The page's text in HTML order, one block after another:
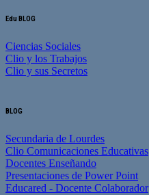
Edu BLOG
Ciencias Sociales
Clio y los Trabajos
Clio y sus Secretos
BLOG
Secundaria de Lourdes
Clio Comunicaciones Educativas
Docentes Enseñando
Presentaciones de Power Point
Educared - Docente Colaborador